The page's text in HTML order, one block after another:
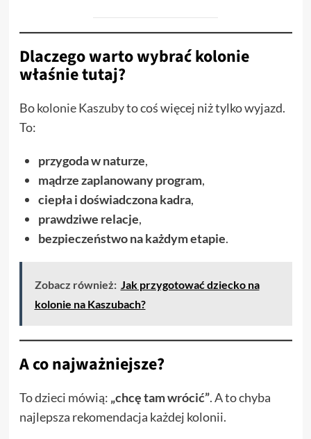
Dlaczego warto wybrać kolonie
właśnie tutaj?
Bokolonie Kaszubyto coś więcej niż tylko wyjazd.
To:
przygoda w naturze,
mądrze zaplanowany program,
ciepła i doświadczona kadra,
prawdziwe relacje,
bezpieczeństwo na każdym etapie.
Zobacz również: Jak przygotować dziecko na
kolonie na Kaszubach?
A co najważniejsze?
To dzieci mówią: „chcę tam wrócić”. A to chyba
najlepsza rekomendacja każdej kolonii.